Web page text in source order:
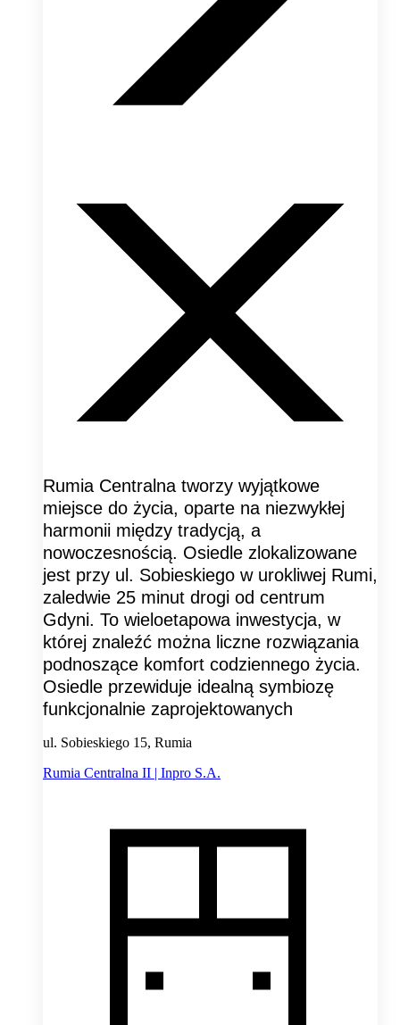
Rumia Centralna tworzy wyjątkowe
miejsce do życia, oparte na niezwykłej
harmonii między tradycją, a
nowoczesnością. Osiedle zlokalizowane
jest przy ul. Sobieskiego w urokliwej Rumi,
zaledwie 25 minut drogi od centrum
Gdyni. To wieloetapowa inwestycja, w
której znaleźć można liczne rozwiązania
podnoszące komfort codziennego życia.
Osiedle przewiduje idealną symbiozę
funkcjonalnie zaprojektowanych
ul. Sobieskiego 15, Rumia
Rumia Centralna II | Inpro S.A.